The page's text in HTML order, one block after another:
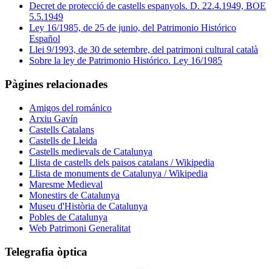
Decret de protecció de castells espanyols. D. 22.4.1949, BOE
5.5.1949
Ley 16/1985, de 25 de junio, del Patrimonio Histórico
Español
Llei 9/1993, de 30 de setembre, del patrimoni cultural català
Sobre la ley de Patrimonio Histórico. Ley 16/1985
Pàgines relacionades
Amigos del románico
Arxiu Gavín
Castells Catalans
Castells de Lleida
Castells medievals de Catalunya
Llista de castells dels paisos catalans / Wikipedia
Llista de monuments de Catalunya / Wikipedia
Maresme Medieval
Monestirs de Catalunya
Museu d'Història de Catalunya
Pobles de Catalunya
Web Patrimoni Generalitat
Telegrafia òptica